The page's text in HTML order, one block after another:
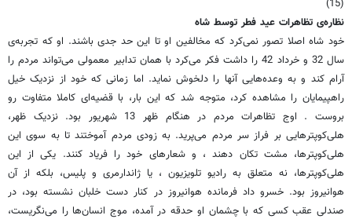
(15)
نظاره‌ی تظاهرات عید فطر توسط شاه
خود شاه اصلا تصور نمی‌کرد که مخالفین او تا این حد جدی باشند. او که تجربه‌ی
سال 32 و خرداد 42 را داشت فکر می‌کرد با همان تدابیر معمولی می‌تواند مردم را
آرام کند و به وعده‌هایی آنها را دلخوش نماید. اما زمانی که خود از نزدیک خیل
راهپیمایان را مشاهده کرد، متوجه شد که این بار، با قضیه‌ای کاملا متفاوت رو
بروست . اوج تظاهرات مردم در هنگام ظهر 13 شهریور بود. نزدیک ظهر،
هلی‌کوپترهایی بر فراز سر مردم می‌پرید. به زودی مردم آموختند تا به سوی این
هلی‌کوپتر‌ها، مشت تکان دهند ، و شعارهای خود را فریاد کنند. یکی از این
هلی‌کوپترها، نه متعلق به رادیو تلویزیون ، یا ژاندارمری و پلیس، بلکه از آن
هوانیروز بود. خسرو داد فرمانده هوانیروز در کنار دست خلبان نشسته بود، در
صندلی عقب کسی که با چشمان او حدقه در آمده، موج انسان‌ها را می‌نگریست،